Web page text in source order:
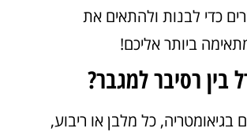
כדי לבנות ולהתאים את
ביותר אליכם!
בין רסיבר למגבר?
כל מלבן או ריבוע,